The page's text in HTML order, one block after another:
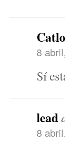
Catlo
8
Sí
lead
8